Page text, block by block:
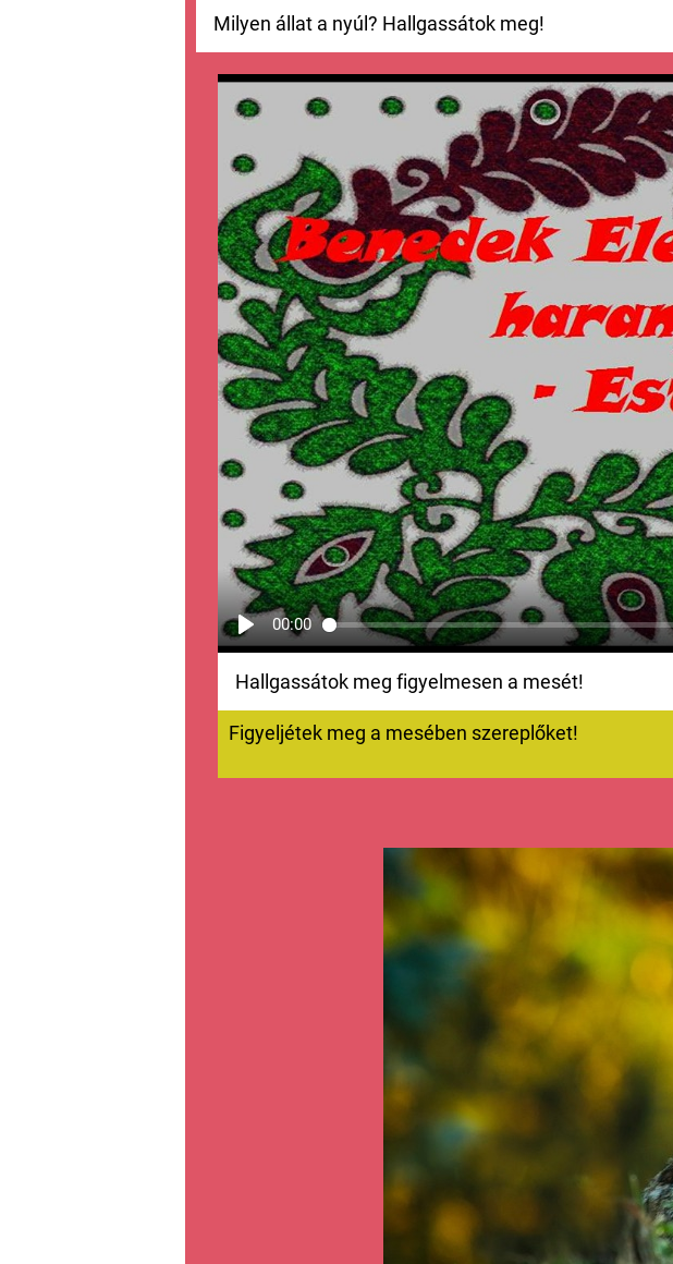
Milyen állat a nyúl? Hallgassátok meg!
00:00
Hallgassátok meg figyelmesen a mesét!
Figyeljétek meg a mesében szereplőket!